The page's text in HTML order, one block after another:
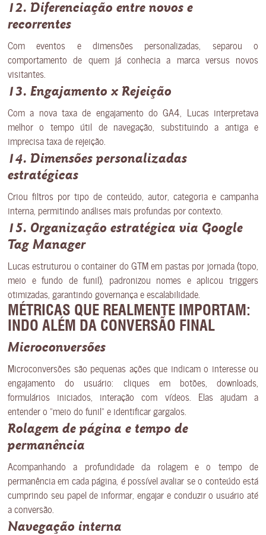
12. Diferenciação entre novos e
recorrentes
Com eventos e dimensões personalizadas, separou o
comportamento de quem já conhecia a marca versus novos
visitantes.
13. Engajamento x Rejeição
Com a nova taxa de engajamento do GA4, Lucas interpretava
melhor o tempo útil de navegação, substituindo a antiga e
imprecisa taxa de rejeição.
14. Dimensões personalizadas
estratégicas
Criou filtros por tipo de conteúdo, autor, categoria e campanha
interna, permitindo análises mais profundas por contexto.
15. Organização estratégica via Google
Tag Manager
Lucas estruturou o container do GTM em pastas por jornada (topo,
meio e fundo de funil), padronizou nomes e aplicou triggers
otimizadas, garantindo governança e escalabilidade.
MÉTRICAS QUE REALMENTE IMPORTAM:
INDO ALÉM DA CONVERSÃO FINAL
Microconversões
Microconversões são pequenas ações que indicam o interesse ou
engajamento do usuário: cliques em botões, downloads,
formulários iniciados, interação com vídeos. Elas ajudam a
entender o “meio do funil” e identificar gargalos.
Rolagem de página e tempo de
permanência
Acompanhando a profundidade da rolagem e o tempo de
permanência em cada página, é possível avaliar se o conteúdo está
cumprindo seu papel de informar, engajar e conduzir o usuário até
a conversão.
Navegação interna